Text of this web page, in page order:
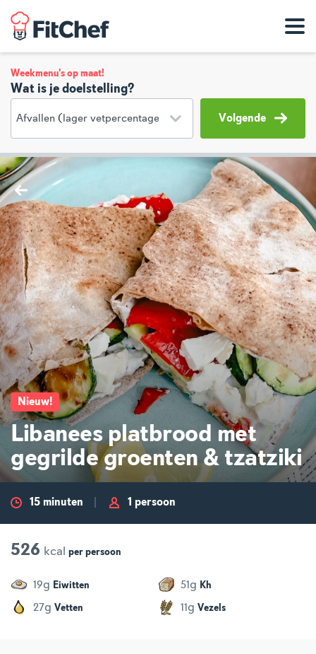
Weekmenu's op maat!
Wat is je doelstelling?
Volgende
Nieuw!
Libanees platbrood met
gegrilde groenten & tzatziki
15 minuten 1 persoon
526 kcal per persoon
19g Eiwitten 51g Kh
27g Vetten 11g Vezels